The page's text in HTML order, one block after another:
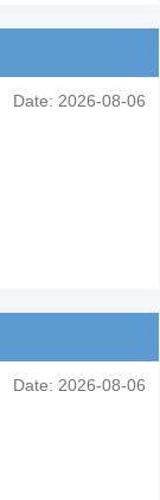
Date: 2026-08-06
Date: 2026-08-06